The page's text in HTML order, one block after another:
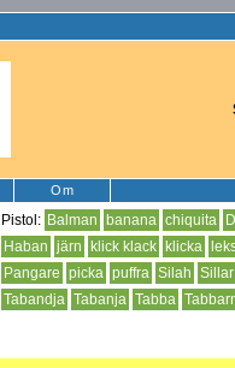
Om
Pistol: Balman banana chiquita
Haban järn klick klack klicka
Pangare picka puffra Silah Sillar
Tabandja Tabanja Tabba